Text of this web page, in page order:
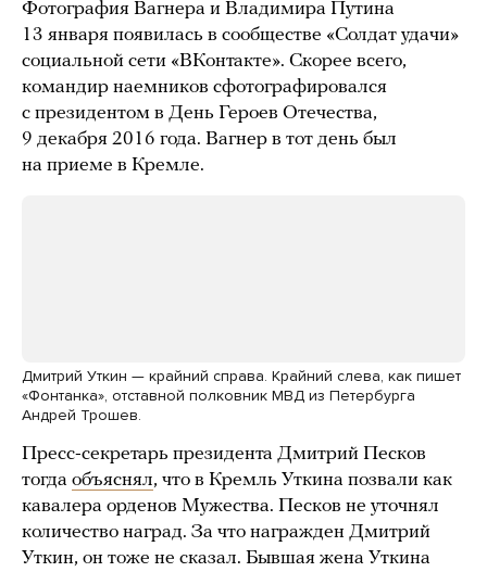
Фотография Вагнера и Владимира Путина
13 января появилась в сообществе «Солдат удачи»
социальной сети «ВКонтакте». Скорее всего,
командир наемников сфотографировался
с президентом в День Героев Отечества,
9 декабря 2016 года. Вагнер в тот день был
на приеме в Кремле.
Дмитрий Уткин — крайний справа. Крайний слева, как пишет
«Фонтанка», отставной полковник МВД из Петербурга
Андрей Трошев.
Пресс-секретарь президента Дмитрий Песков
тогда объяснял, что в Кремль Уткина позвали как
кавалера орденов Мужества. Песков не уточнял
количество наград. За что награжден Дмитрий
Уткин, он тоже не сказал. Бывшая жена Уткина